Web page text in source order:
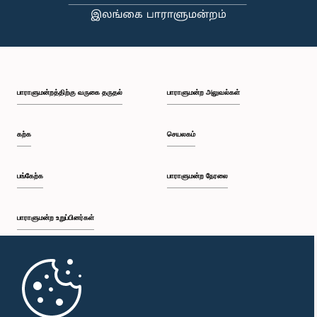
பி.ப. 2:35 - பி.ப. 2:42
பி.ப. 2:48 - பி.ப. 2:53
பி.ப. 2:59 - பி.ப. 3:09
பாராளுமன்றத்திற்கு வருகை தருதல்
கற்க
பங்கேற்க
பாராளுமன்ற உறுப்பினர்கள்
முதற்பக்கம்
பாராளுமன்ற அலுவல்கள்
செயலகம்
பாராளுமன்ற நேரலை